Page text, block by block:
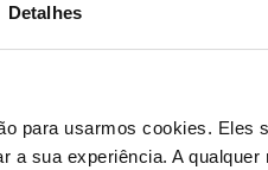
Detalhes
para usarmos cookies. Eles
a sua experiência. A